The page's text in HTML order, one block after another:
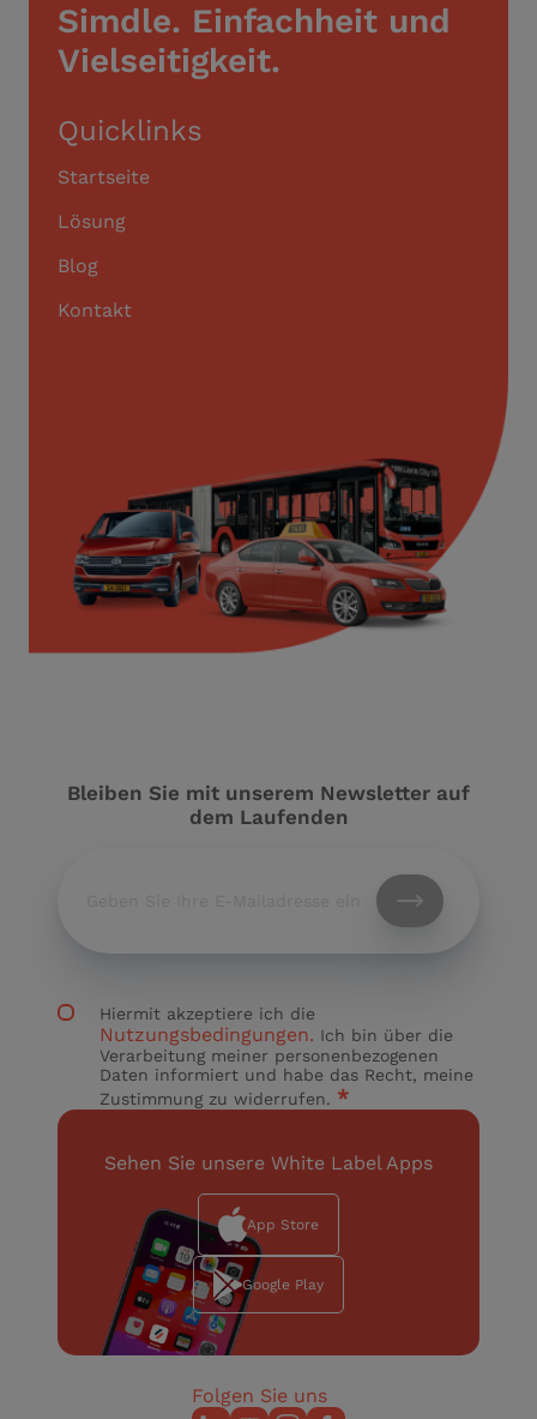
Simdle. Einfachheit und
Vielseitigkeit.
Quicklinks
Startseite
Lösung
Blog
Kontakt
Bleiben Sie mit unserem Newsletter auf
dem Laufenden
Hiermit akzeptiere ich die
Nutzungsbedingungen. Ich bin über die
Verarbeitung meiner personenbezogenen
Daten informiert und habe das Recht, meine
Zustimmung zu widerrufen. *
Sehen Sie unsere White Label Apps
App Store
Google Play
Folgen Sie uns